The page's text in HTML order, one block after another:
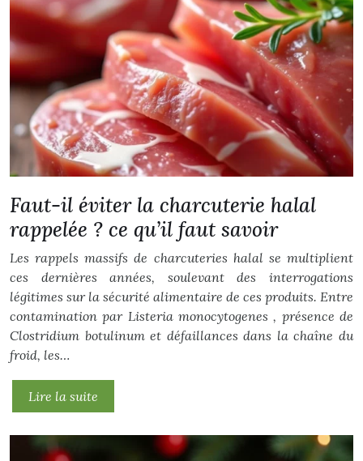
Faut-il éviter la charcuterie halal
rappelée ? ce qu’il faut savoir
Les rappels massifs de charcuteries halal se multiplient
ces dernières années, soulevant des interrogations
légitimes sur la sécurité alimentaire de ces produits. Entre
contamination par Listeria monocytogenes , présence de
Clostridium botulinum et défaillances dans la chaîne du
froid, les…
Lire la suite